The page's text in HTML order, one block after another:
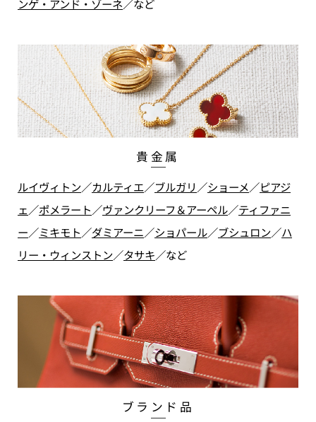
ンゲ・アンド・ゾーネ／など
貴金属
ルイヴィトン／カルティエ／ブルガリ ／ショーメ／ピアジ
ェ／ポメラート／ヴァンクリーフ＆アーペル／ティファニ
ー／ミキモト／ダミアーニ／ショパール／ブシュロン／ハ
リー・ウィンストン／タサキ／など
ブランド品